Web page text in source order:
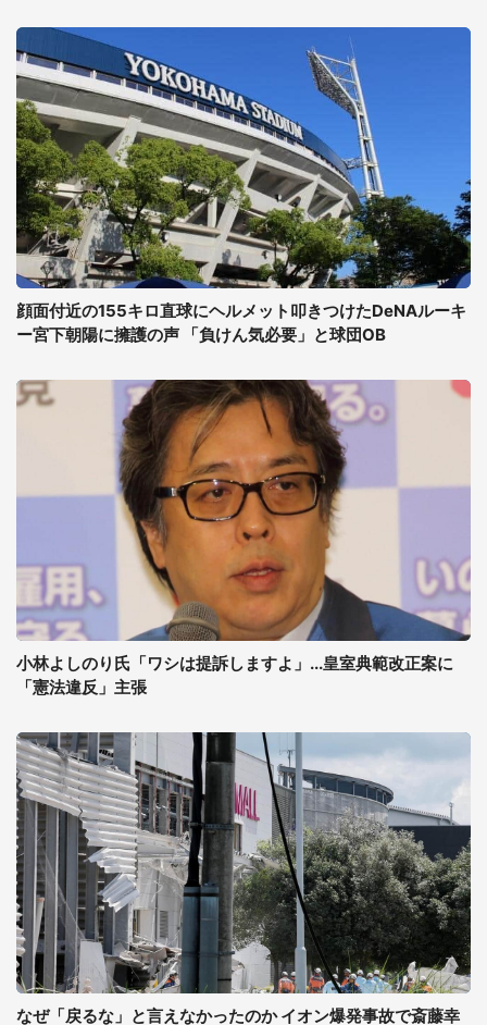
顔面付近の155キロ直球にヘルメット叩きつけたDeNAルーキ
ー宮下朝陽に擁護の声 「負けん気必要」と球団OB
小林よしのり氏「ワシは提訴しますよ」...皇室典範改正案に
「憲法違反」主張
なぜ「戻るな」と言えなかったのか イオン爆発事故で斎藤幸